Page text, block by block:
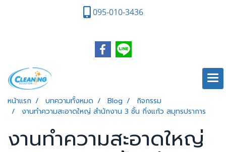
095-010-3436
หน้าแรก บทความทั้งหมด Blog
กิจกรรม
งานทำความสะอาดใหญ่ สำนักงาน 3 ชั้น กิ่งแก้ว สมุทรปราการ
งานทำความสะอาดใหญ่